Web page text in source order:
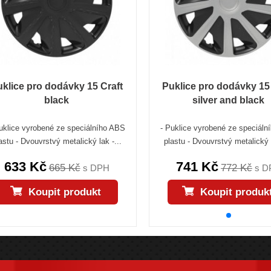
pro dodávky 15 Craft
black
vyrobené ze speciálního ABS
- Dvouvrstvý metalický lak -...
633 Kč 665 Kčs DPH
Koupit produkt
Puklice pro dodávky
silver and black
- Puklice vyrobené ze
plastu - Dvouvrstvý metalický
741 Kč 772 Kčs
Koupit